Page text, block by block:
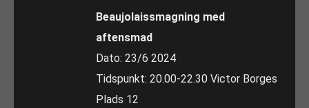
Beaujolaissmagning med
aftensmad
Dato: 23/6 2024
Tidspunkt: 20.00-22.30 Victor Borges
Plads 12